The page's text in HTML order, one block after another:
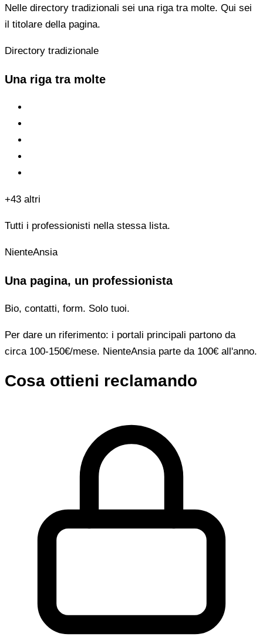
Nelle directory tradizionali sei una riga tra molte. Qui sei
il titolare della pagina.
Directory tradizionale
Una riga tra molte
+43 altri
Tutti i professionisti nella stessa lista.
NienteAnsia
Una pagina, un professionista
Bio, contatti, form. Solo tuoi.
Per dare un riferimento: i portali principali partono da
circa 100-150€/mese. NienteAnsia parte da 100€ all'anno.
Cosa ottieni reclamando